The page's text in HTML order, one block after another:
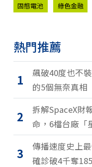
固態電池 綠色金融
熱門推薦
1
飆破40度也不
的5個無奈真相
2
拆解SpaceX財
命，6檔台廠「
3
傳播速度史上
確診破4千奪